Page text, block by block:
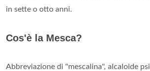
in sette o otto anni.
Cos'è la Mesca?
Abbreviazione di "mescalina", alcaloide